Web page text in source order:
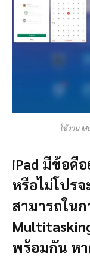
ใช้งาน
iPad มีข้อดี
หรือไม่โปร
สามารถใน
พร้อมกัน หา